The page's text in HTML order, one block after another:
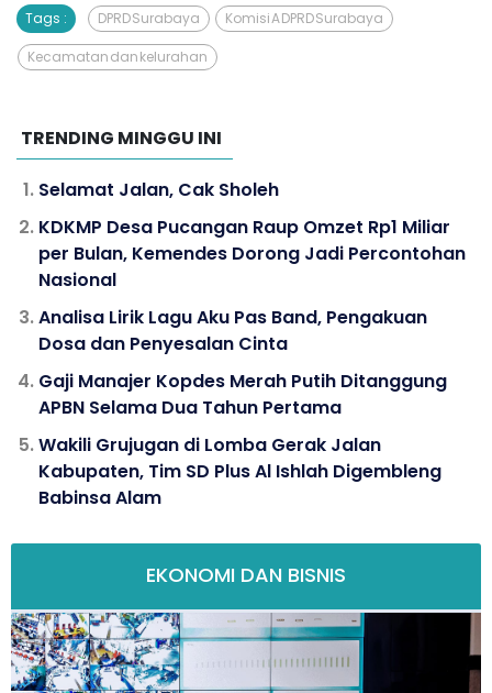
Tags : DPRD Surabaya Komisi A DPRD Surabaya
Kecamatan dan kelurahan
TRENDING MINGGU INI
Selamat Jalan, Cak Sholeh
KDKMP Desa Pucangan Raup Omzet Rp1 Miliar
per Bulan, Kemendes Dorong Jadi Percontohan
Nasional
Analisa Lirik Lagu Aku Pas Band, Pengakuan
Dosa dan Penyesalan Cinta
Gaji Manajer Kopdes Merah Putih Ditanggung
APBN Selama Dua Tahun Pertama
Wakili Grujugan di Lomba Gerak Jalan
Kabupaten, Tim SD Plus Al Ishlah Digembleng
Babinsa Alam
EKONOMI DAN BISNIS